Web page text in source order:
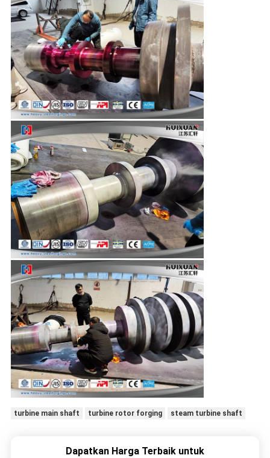
turbine main shaft turbine rotor forging steam turbine shaft
Dapatkan Harga Terbaik untuk